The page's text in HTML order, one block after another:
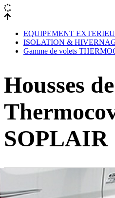
EQUIPEMENT
ISOLATION &
Gamme de volets
Housses
SOPLAIR